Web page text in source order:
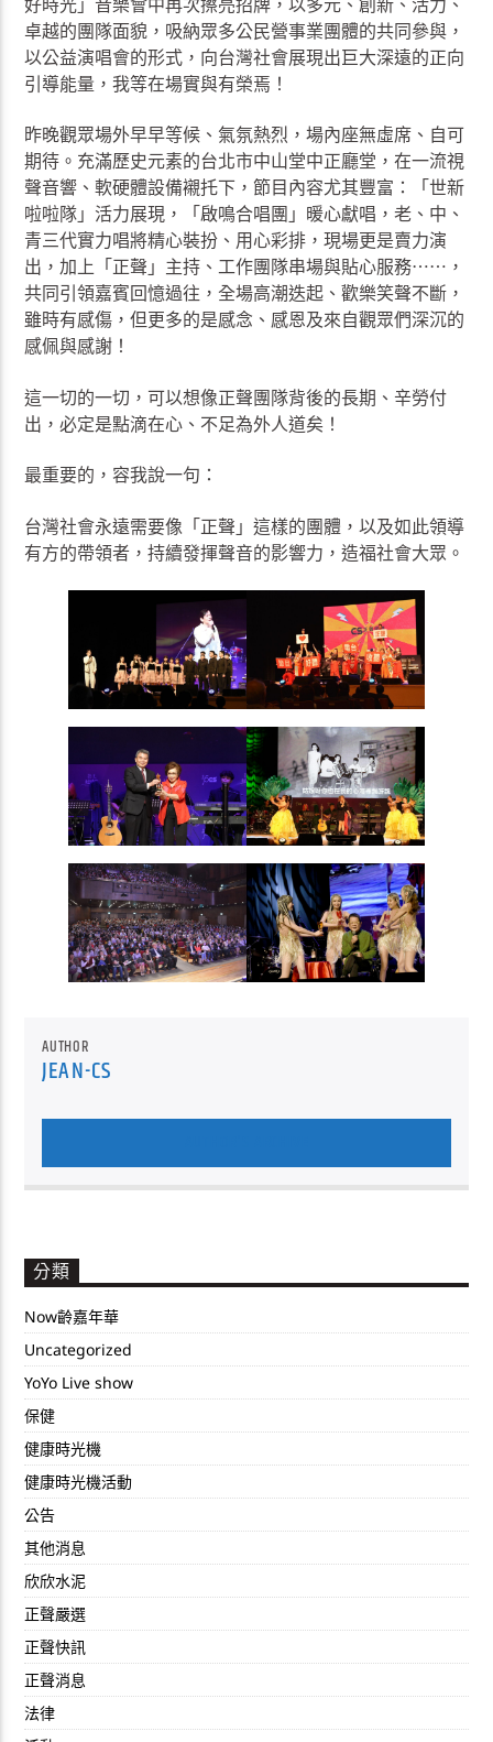
卓越的團隊面貌，吸納眾多公民營事業團體的共同參與，
以公益演唱會的形式，向台灣社會展現出巨大深遠的正向
引導能量，我等在場實與有榮焉！
昨晚觀眾場外早早等候、氣氛熱烈，場內座無虛席、自可
期待。充滿歷史元素的台北市中山堂中正廳堂，在一流視
聲音響、軟硬體設備襯托下，節目內容尤其豐富：「世新
啦啦隊」活力展現，「啟鳴合唱團」暖心獻唱，老、中、
青三代實力唱將精心裝扮、用心彩排，現場更是賣力演
出，加上「正聲」主持、工作團隊串場與貼心服務⋯⋯，
共同引領嘉賓回憶過往，全場高潮迭起、歡樂笑聲不斷，
雖時有感傷，但更多的是感念、感恩及來自觀眾們深沉的
感佩與感謝！
這一切的一切，可以想像正聲團隊背後的長期、辛勞付
出，必定是點滴在心、不足為外人道矣！
最重要的，容我說一句：
台灣社會永遠需要像「正聲」這樣的團體，以及如此領導
有方的帶領者，持續發揮聲音的影響力，造福社會大眾。
AUTHOR
JEAN-CS
分類
Now齡嘉年華
Uncategorized
YoYo Live show
保健
健康時光機
健康時光機活動
公告
其他消息
欣欣水泥
正聲嚴選
正聲快訊
正聲消息
法律